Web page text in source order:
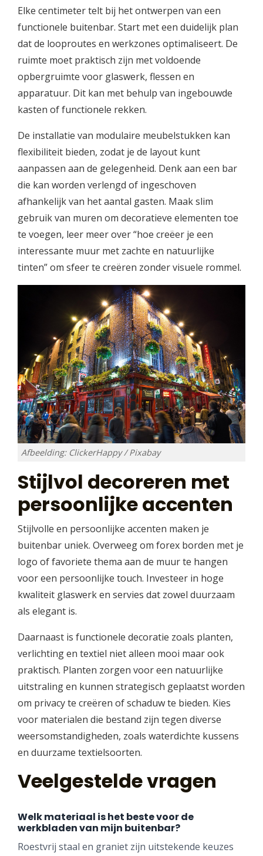
Elke centimeter telt bij het ontwerpen van een
functionele buitenbar. Start met een duidelijk plan
dat de looproutes en werkzones optimaliseert. De
ruimte moet praktisch zijn met voldoende
opbergruimte voor glaswerk, flessen en
apparatuur. Dit kan met behulp van ingebouwde
kasten of functionele rekken.
De installatie van modulaire meubelstukken kan
flexibiliteit bieden, zodat je de layout kunt
aanpassen aan de gelegenheid. Denk aan een bar
die kan worden verlengd of ingeschoven
afhankelijk van het aantal gasten. Maak slim
gebruik van muren om decoratieve elementen toe
te voegen, leer meer over “hoe creëer je een
interessante muur met zachte en natuurlijke
tinten” om sfeer te creëren zonder visuele rommel.
Afbeelding: ClickerHappy / Pixabay
Stijlvol decoreren met
persoonlijke accenten
Stijlvolle en persoonlijke accenten maken je
buitenbar uniek. Overweeg om forex borden met je
logo of favoriete thema aan de muur te hangen
voor een persoonlijke touch. Investeer in hoge
kwaliteit glaswerk en servies dat zowel duurzaam
als elegant is.
Daarnaast is functionele decoratie zoals planten,
verlichting en textiel niet alleen mooi maar ook
praktisch. Planten zorgen voor een natuurlijke
uitstraling en kunnen strategisch geplaatst worden
om privacy te creëren of schaduw te bieden. Kies
voor materialen die bestand zijn tegen diverse
weersomstandigheden, zoals waterdichte kussens
en duurzame textielsoorten.
Veelgestelde vragen
Welk materiaal is het beste voor de
werkbladen van mijn buitenbar?
Roestvrij staal en graniet zijn uitstekende keuzes